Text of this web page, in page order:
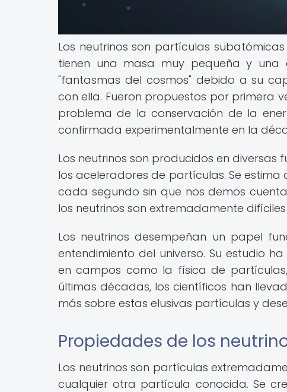
Los neutrinos son partículas
tienen una masa muy pequeña y una
"fantasmas del cosmos" debido a su
con ella. Fueron propuestos por primera
problema de la conservación de la
confirmada experimentalmente en la
Los neutrinos son producidos en diversas
los aceleradores de partículas. Se
cada segundo sin que nos demos
los neutrinos son extremadamente
Los neutrinos desempeñan un papel
entendimiento del universo. Su estudio
en campos como la física de
últimas décadas, los científicos han
más sobre estas elusivas partículas y
Propiedades de los
Los neutrinos son partículas
cualquier otra partícula conocida. Se